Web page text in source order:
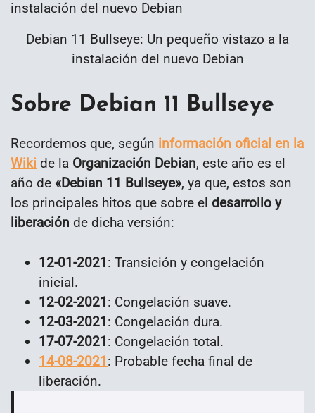
Debian 11 Bullseye: Un pequeño vistazo a la
instalación del nuevo Debian
Sobre Debian 11 Bullseye
Recordemos que, según información oficial en la
Wiki de la Organización Debian, este año es el
año de «Debian 11 Bullseye», ya que, estos son
los principales hitos que sobre el desarrollo y
liberación de dicha versión:
12-01-2021: Transición y congelación
inicial.
12-02-2021: Congelación suave.
12-03-2021: Congelación dura.
17-07-2021: Congelación total.
14-08-2021: Probable fecha final de
liberación.